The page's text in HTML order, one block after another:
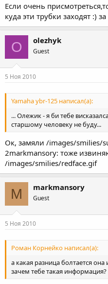
Если очень
куда эти трубки заходят :)
O olezhyk
Guest
5 Ноя 2010
Yamaha ybr-125 написал(а):
... Олежик - я би тебе
старшому человеку не буду...
Ок, замяли /images/smilies/
2markmansory: тоже
/images/smilies/redface.gif
M markmansory
Guest
5 Ноя 2010
Роман Корнейко написал(а):
а какая разница болтается
зачем тебе такая информация?